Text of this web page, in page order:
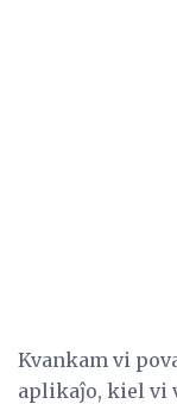
Kvankam vi
aplikaĵo, kiel vi